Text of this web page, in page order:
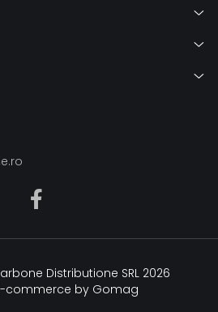
Distributione SRL 2026
commerce by Gomag